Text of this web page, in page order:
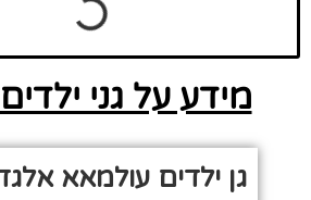
מידע על גני
גן ילדים עולמאא